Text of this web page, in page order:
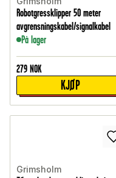
Robotgressklipper 50 meter
avgrensningskabel/signalkabel
På lager
279 NOK
KJØP
Grimsholm